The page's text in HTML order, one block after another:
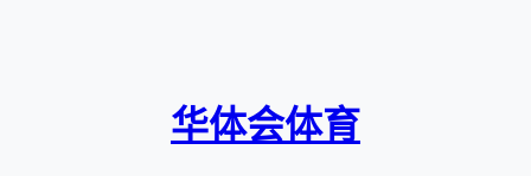
华体会体育